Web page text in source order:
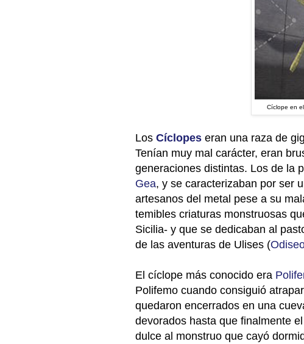
Cíclope en
Los Cíclopes eran una raza de
Tenían muy mal carácter, eran
generaciones distintas. Los de la
Gea, y se caracterizaban por ser
artesanos del metal pese a su
temibles criaturas monstruosas
Sicilia- y que se dedicaban al
de las aventuras de Ulises (
El cíclope más conocido era
Polifemo cuando consiguió
quedaron encerrados en una
devorados hasta que finalmente
dulce al monstruo que cayó